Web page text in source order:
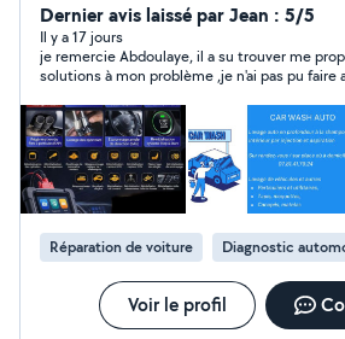
d'Orléans. Vos phares sont ternes, jaunies ou apaques?
Je vous les rénove afin d'avoir une
passer votre contrôle technique. Je mets à votre
disposition mes services de
tous types de véhicules. Analyse et
l'origine d'un voyant allumé.
cas de défauts. Pour plus de renseignements vous
pouvez me contacter sur mon
carte de visite. Je suis disponible
semaine c'est en fonction de mon planning. Je
location
Dernier avis laissé par Jean : 5/5
Il y a 17 jours
je remercie Abdoulaye, il a su trouver me
solutions à mon problème ,je n'ai pas pu faire
moment-là.
Réparation de voiture Diagnostic
Voir le profil